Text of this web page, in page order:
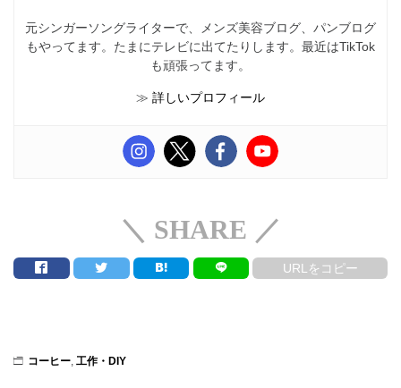
元シンガーソングライターで、メンズ美容ブログ、パンブログ
もやってます。たまにテレビに出てたりします。最近はTikTok
も頑張ってます。
≫ 詳しいプロフィール
＼ SHARE ／
URLをコピー
コーヒー, 工作・DIY